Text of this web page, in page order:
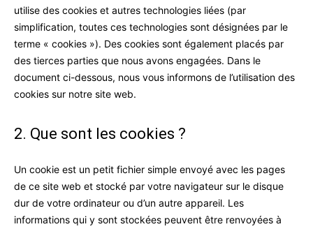
utilise des cookies et autres technologies liées (par
simplification, toutes ces technologies sont désignées par le
terme « cookies »). Des cookies sont également placés par
des tierces parties que nous avons engagées. Dans le
document ci-dessous, nous vous informons de l’utilisation des
cookies sur notre site web.
2. Que sont les cookies ?
Un cookie est un petit fichier simple envoyé avec les pages
de ce site web et stocké par votre navigateur sur le disque
dur de votre ordinateur ou d’un autre appareil. Les
informations qui y sont stockées peuvent être renvoyées à